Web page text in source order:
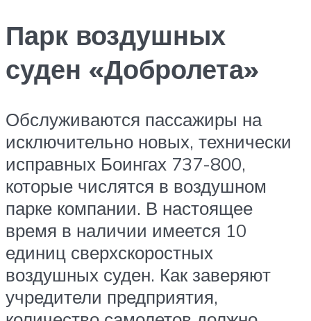
Парк воздушных
суден «Добролета»
Обслуживаются пассажиры на
исключительно новых, технически
исправных Боингах 737-800,
которые числятся в воздушном
парке компании. В настоящее
время в наличии имеется 10
единиц сверхскоростных
воздушных суден. Как заверяют
учредители предприятия,